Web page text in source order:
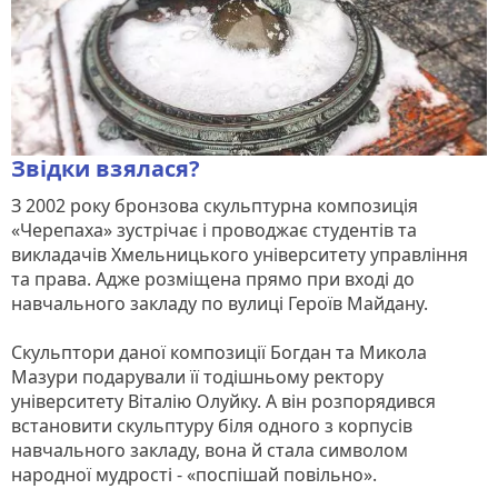
Звідки взялася?
З 2002 року бронзова скульптурна композиція
«Черепаха» зустрічає і проводжає студентів та
викладачів Хмельницького університету управління
та права. Адже розміщена прямо при вході до
навчального закладу по вулиці Героїв Майдану.
Скульптори даної композиції Богдан та Микола
Мазури подарували її тодішньому ректору
університету Віталію Олуйку. А він розпорядився
встановити скульптуру біля одного з корпусів
навчального закладу, вона й стала символом
народної мудрості - «поспішай повільно».